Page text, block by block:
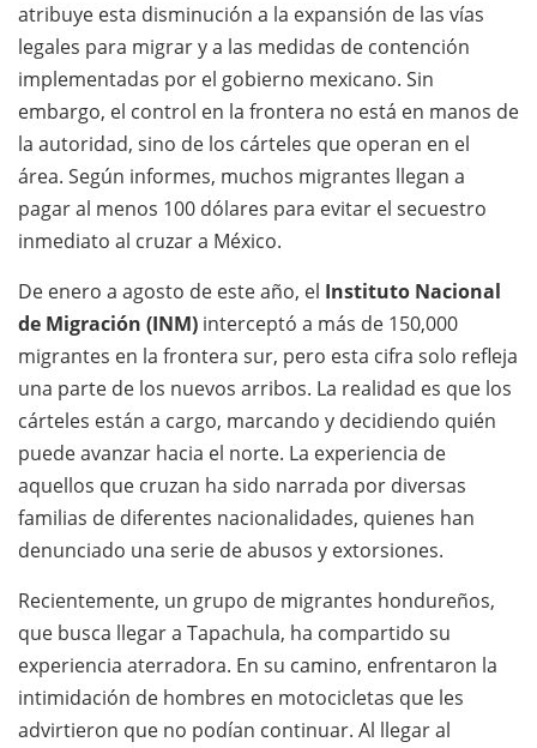
atribuye esta disminución a la expansión de las vías
legales para migrar y a las medidas de contención
implementadas por el gobierno mexicano. Sin
embargo, el control en la frontera no está en manos de
la autoridad, sino de los cárteles que operan en el
área. Según informes, muchos migrantes llegan a
pagar al menos 100 dólares para evitar el secuestro
inmediato al cruzar a México.
De enero a agosto de este año, el Instituto Nacional
de Migración (INM) interceptó a más de 150,000
migrantes en la frontera sur, pero esta cifra solo refleja
una parte de los nuevos arribos. La realidad es que los
cárteles están a cargo, marcando y decidiendo quién
puede avanzar hacia el norte. La experiencia de
aquellos que cruzan ha sido narrada por diversas
familias de diferentes nacionalidades, quienes han
denunciado una serie de abusos y extorsiones.
Recientemente, un grupo de migrantes hondureños,
que busca llegar a Tapachula, ha compartido su
experiencia aterradora. En su camino, enfrentaron la
intimidación de hombres en motocicletas que les
advirtieron que no podían continuar. Al llegar al